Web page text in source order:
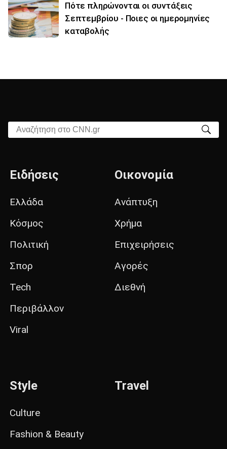
Πότε πληρώνονται οι συντάξεις
Σεπτεμβρίου - Ποιες οι ημερομηνίες
καταβολής
Αναζήτηση στο CNN.gr
Ειδήσεις
Ελλάδα
Κόσμος
Πολιτική
Σπορ
Tech
Περιβάλλον
Viral
Οικονομία
Ανάπτυξη
Χρήμα
Επιχειρήσεις
Αγορές
Διεθνή
Style
Culture
Fashion & Beauty
Travel